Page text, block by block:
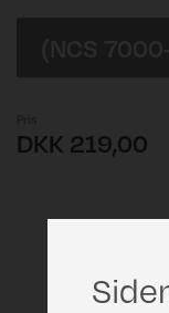
DKK 219,00